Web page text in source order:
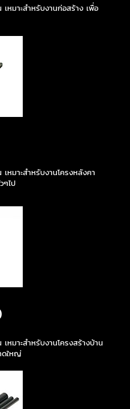
หมาะสำหรับงานก่อสร้าง เพื่อ
หมาะสำหรับงานโครงหลังคา
ๆไป
หมาะสำหรับงานโครงสร้างบ้าน
ดใหญ่